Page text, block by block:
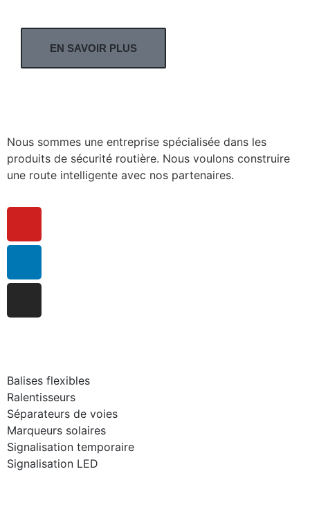
EN SAVOIR PLUS
Nous sommes une entreprise spécialisée dans les
produits de sécurité routière. Nous voulons construire
une route intelligente avec nos partenaires.
Balises flexibles
Ralentisseurs
Séparateurs de voies
Marqueurs solaires
Signalisation temporaire
Signalisation LED